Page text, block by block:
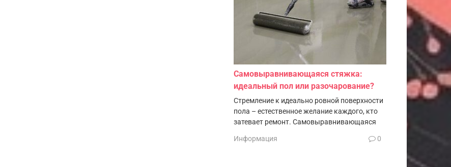
Самовыравнивающаяся стяжка:
идеальный пол или разочарование?
Стремление к идеально ровной поверхности
пола – естественное желание каждого, кто
затевает ремонт. Самовыравнивающаяся
Информация 0